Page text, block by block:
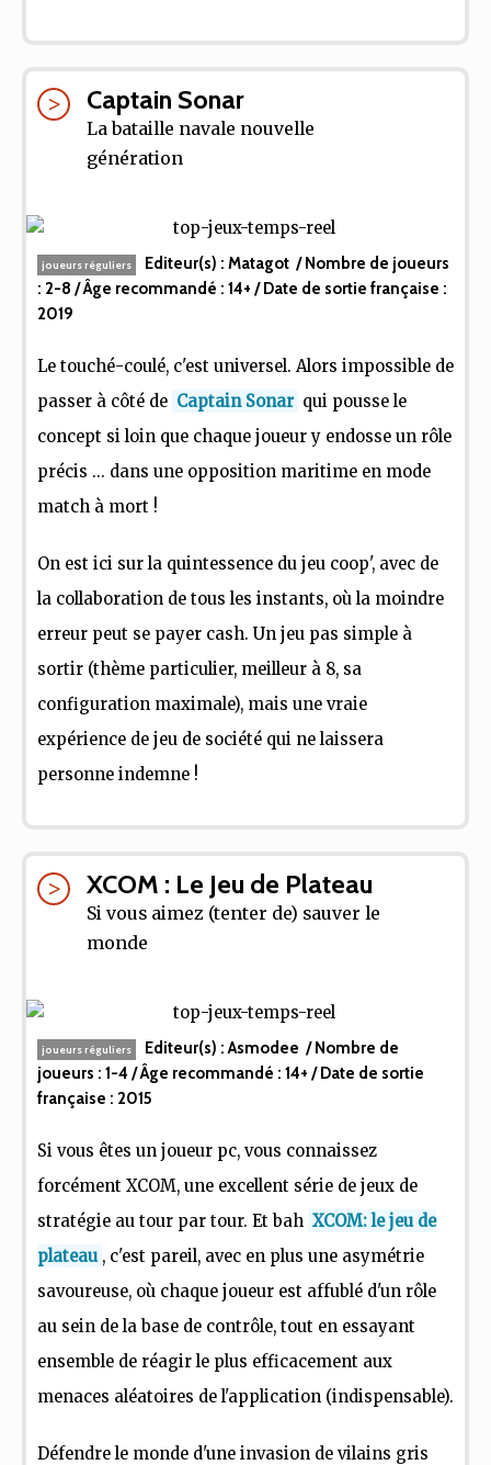
Captain Sonar
La bataille navale nouvelle
génération
joueurs réguliers Editeur(s) : Matagot / Nombre de joueurs
: 2-8 / Âge recommandé : 14+ / Date de sortie française :
2019
Le touché-coulé, c'est universel. Alors impossible de
passer à côté de Captain Sonar qui pousse le
concept si loin que chaque joueur y endosse un rôle
précis ... dans une opposition maritime en mode
match à mort !
On est ici sur la quintessence du jeu coop', avec de
la collaboration de tous les instants, où la moindre
erreur peut se payer cash. Un jeu pas simple à
sortir (thème particulier, meilleur à 8, sa
configuration maximale), mais une vraie
expérience de jeu de société qui ne laissera
personne indemne !
XCOM : Le Jeu de Plateau
Si vous aimez (tenter de) sauver le
monde
joueurs réguliers Editeur(s) :Asmodee / Nombre de
joueurs : 1-4 / Âge recommandé : 14+ / Date de sortie
française : 2015
Si vous êtes un joueur pc, vous connaissez
forcément XCOM, une excellent série de jeux de
stratégie au tour par tour. Et bah XCOM: le jeu de
plateau , c'est pareil, avec en plus une asymétrie
savoureuse, où chaque joueur est affublé d'un rôle
au sein de la base de contrôle, tout en essayant
ensemble de réagir le plus efficacement aux
menaces aléatoires de l'application (indispensable).
Défendre le monde d'une invasion de vilains gris